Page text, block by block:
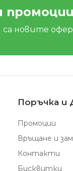
промоции
новите
Поръчка и
Промоции
Връщане и
Контакти
Бисквитки